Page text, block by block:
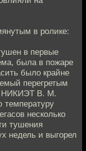
в ролике:
в первые
была в пожаре
было крайне
перегретым
НИКИЭТ В. М.
температуру
несколько
тушения
недель и выгорел